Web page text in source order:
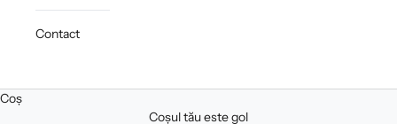
Contact
Coș
Coșul tău este gol